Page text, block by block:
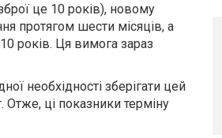
це 10 років), новому
протягом шести місяців, а
років. Ця вимога зараз
необхідності зберігати цей
Отже, ці показники терміну